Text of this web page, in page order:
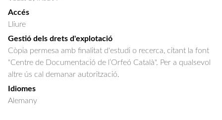
Accés
Lliure
Gestió dels drets d'explotació
Còpia permesa amb finalitat d'estudi o recerca, citant la font
"Centre de Documentació de l’Orfeó Català". Per a qualsevol
altre ús cal demanar autorització.
Idiomes
Alemany